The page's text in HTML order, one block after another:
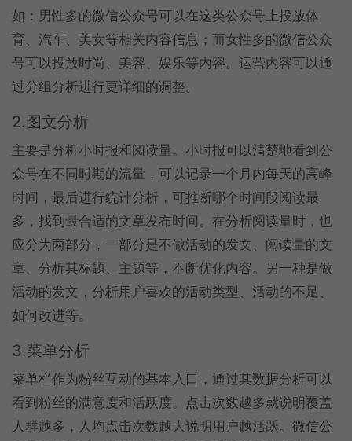
如：男性多的微信公众号可以在这类公众号上投放体
育、汽车、美女等相关内容信息；而女性多的微信公众
号可以投放时尚、美容、娱乐等内容。运营内容可以通
过分组分析进行更详细的调整。
2.图文分析
主要是分析小时报和阅读量。小时报可以清楚地看到公
众号在不同时期的流量，可以记录一个月内每天的高峰
时间，最后进行统计分析，可推断哪个时间段阅读最
多，找到最合适的文章发布时间。在分析阅读量时，也
应分为两部分，一部分是不做活动的发文、阅读量的文
章、分析其标题、主题等，不断优化内容。另一种是做
活动的发文，分析用户喜欢的活动类型、活动的不足、
如何改进等。
3.菜单分析
菜单栏作为粉丝互动的基本入口，通过其数据分析可以
看到粉丝的满意度和活跃度。点击次数越多就说明覆盖
人群越多，人均点击次数越大说明用户越活跃。微信公